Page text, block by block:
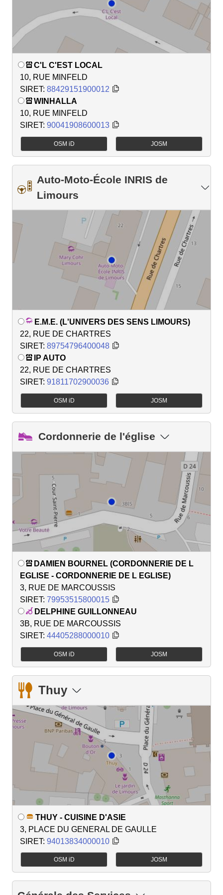
C'L C'EST LOCAL
10, RUE MINFELD
SIRET: 88429151900012
WINHALLA
10, RUE MINFELD
SIRET: 90041908600013
OSM iD JOSM
Auto-Moto-École INRIS de
Limours
E.M.E. (L'UNIVERS DES SENS LIMOURS)
22, RUE DE CHARTRES
SIRET: 89754796400048
IP AUTO
22, RUE DE CHARTRES
SIRET: 91811702900036
OSM iD JOSM
Cordonnerie de l'église
DAMIEN BOURNEL (CORDONNERIE DE L
EGLISE - CORDONNERIE DE L EGLISE)
3, RUE DE MARCOUSSIS
SIRET: 79953515800015
DELPHINE GUILLONNEAU
3B, RUE DE MARCOUSSIS
SIRET: 44405288000010
OSM iD JOSM
Thuy
THUY - CUISINE D'ASIE
3, PLACE DU GENERAL DE GAULLE
SIRET: 94013834000010
OSM iD JOSM